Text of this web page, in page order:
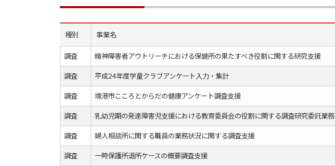
種別 事業名
調査 精神障害者アウトリーチにおける保健所の果たすべき役割に関する研究支援
調査 平成24年度学童クラブアンケート入力・集計
調査 境港市こころとからだの健康アンケート調査支援
調査 乳幼児期の発達障害児支援における教育委員会の役割に関する調査研究委託業務
調査 婦人相談所に関する職員の業務状況に関する調査支援
調査 一時保護所退所ケースの概要調査支援